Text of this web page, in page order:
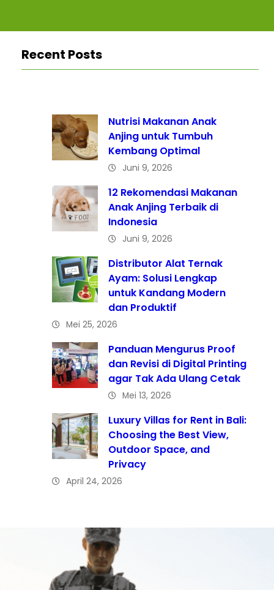
Recent Posts
Nutrisi Makanan Anak
Anjing untuk Tumbuh
Kembang Optimal
Juni 9, 2026
12 Rekomendasi Makanan
Anak Anjing Terbaik di
Indonesia
Juni 9, 2026
Distributor Alat Ternak
Ayam: Solusi Lengkap
untuk Kandang Modern
dan Produktif
Mei 25, 2026
Panduan Mengurus Proof
dan Revisi di Digital Printing
agar Tak Ada Ulang Cetak
Mei 13, 2026
Luxury Villas for Rent in Bali:
Choosing the Best View,
Outdoor Space, and
Privacy
April 24, 2026